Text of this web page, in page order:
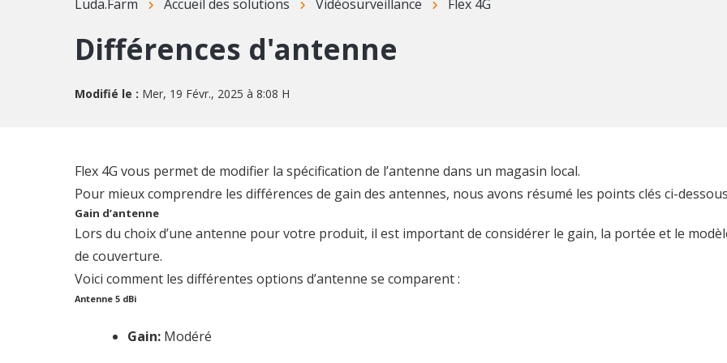
Luda.Farm Accueil des solutions Vidéosurveillance Flex 4G
Différences d'antenne
Modifié le : Mer, 19 Févr., 2025 à 8:08 H
Flex 4G vous permet de modifier la spécification de l’antenne dans un magasin local.
Pour mieux comprendre les différences de gain des antennes, nous avons résumé les points clés ci-
Gain d’antenne
Lors du choix d’une antenne pour votre produit, il est important de considérer le gain, la portée et le
de couverture.
Voici comment les différentes options d’antenne se comparent :
Antenne 5 dBi
Gain: Modéré